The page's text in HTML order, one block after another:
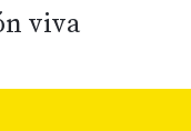
viva